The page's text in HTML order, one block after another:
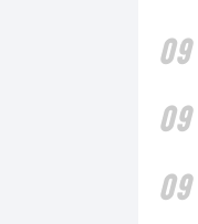
09
09
09